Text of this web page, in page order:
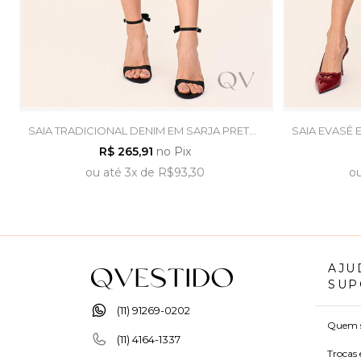
SAIA TRADICIONAL DENIM EM SARJA PRETO -
LAURA ROSA
R$ 265,91 no Pix
ou até 3xde R$93,30
SAIA EVASÊ
(11) 91269-0202
(11) 4164-1337
Quem
Trocas